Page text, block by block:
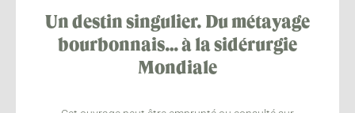
Un destin singulier. Du métayage
bourbonnais… à la sidérurgie
Mondiale